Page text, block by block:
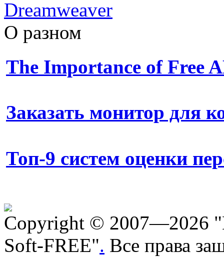
Dreamweaver
О разном
The Importance of Free
Заказать монитор для
Топ-9 систем оценки
Copyright © 2007—2026
Soft-FREE". Все права